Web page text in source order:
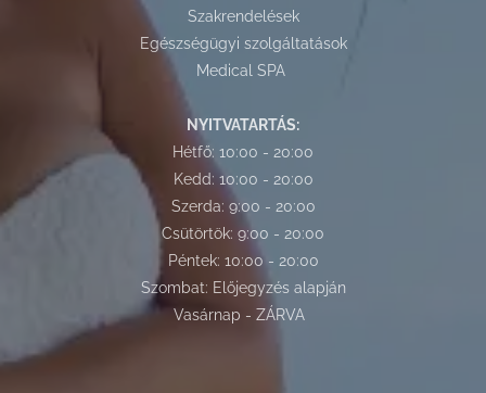
Szakrendelések
Egészségügyi szolgáltatások
Medical SPA
NYITVATARTÁS:
Hétfő: 10:00 - 20:00
Kedd: 10:00 - 20:00
Szerda: 9:00 - 20:00
Csütörtök: 9:00 - 20:00
Péntek: 10:00 - 20:00
Szombat: Előjegyzés alapján
Vasárnap - ZÁRVA